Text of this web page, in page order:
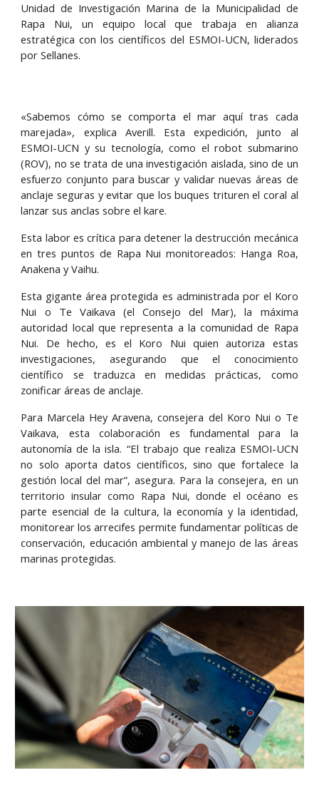
Unidad de Investigación Marina de la Municipalidad de
Rapa Nui, un equipo local que trabaja en alianza
estratégica con los científicos del ESMOI-UCN, liderados
por Sellanes.
«Sabemos cómo se comporta el mar aquí tras cada
marejada», explica Averill. Esta expedición, junto al
ESMOI-UCN y su tecnología, como el robot submarino
(ROV), no se trata de una investigación aislada, sino de un
esfuerzo conjunto para buscar y validar nuevas áreas de
anclaje seguras y evitar que los buques trituren el coral al
lanzar sus anclas sobre el kare.
Esta labor es crítica para detener la destrucción mecánica
en tres puntos de Rapa Nui monitoreados: Hanga Roa,
Anakena y Vaihu.
Esta gigante área protegida es administrada por el Koro
Nui o Te Vaikava (el Consejo del Mar), la máxima
autoridad local que representa a la comunidad de Rapa
Nui. De hecho, es el Koro Nui quien autoriza estas
investigaciones, asegurando que el conocimiento
científico se traduzca en medidas prácticas, como
zonificar áreas de anclaje.
Para Marcela Hey Aravena, consejera del Koro Nui o Te
Vaikava, esta colaboración es fundamental para la
autonomía de la isla. “El trabajo que realiza ESMOI-UCN
no solo aporta datos científicos, sino que fortalece la
gestión local del mar”, asegura. Para la consejera, en un
territorio insular como Rapa Nui, donde el océano es
parte esencial de la cultura, la economía y la identidad,
monitorear los arrecifes permite fundamentar políticas de
conservación, educación ambiental y manejo de las áreas
marinas protegidas.